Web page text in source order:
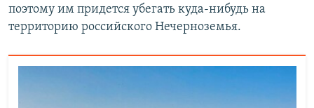
поэтому им придется убегать куда-нибудь на
территорию российского Нечерноземья.